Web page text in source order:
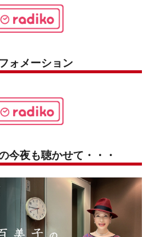
ォメーション
今夜も聴かせて・・・